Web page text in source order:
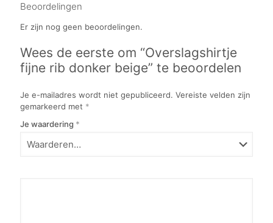
Beoordelingen
Er zijn nog geen beoordelingen.
Wees de eerste om “Overslagshirtje
fijne rib donker beige” te beoordelen
Je e-mailadres wordt niet gepubliceerd. Vereiste velden zijn
gemarkeerd met *
Je waardering *